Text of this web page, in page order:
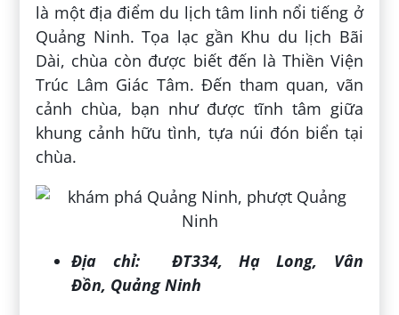
là một địa điểm du lịch tâm linh nổi tiếng ở
Quảng Ninh. Tọa lạc gần Khu du lịch Bãi
Dài, chùa còn được biết đến là Thiền Viện
Trúc Lâm Giác Tâm. Đến tham quan, vãn
cảnh chùa, bạn như được tĩnh tâm giữa
khung cảnh hữu tình, tựa núi đón biển tại
chùa.
Địa chỉ: ĐT334, Hạ Long, Vân
Đồn, Quảng Ninh